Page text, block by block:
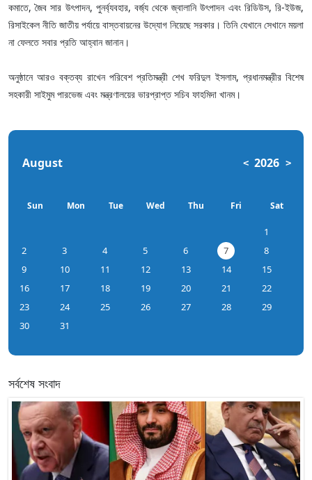
কমাতে, জৈব সার উৎপাদন, পুনর্ব্যবহার, বর্জ্য থেকে জ্বালানি উৎপাদন এবং রিডিউস, রি-ইউজ,
রিসাইকেল নীতি জাতীয় পর্যায়ে বাস্তবায়নের উদ্যোগ নিয়েছে সরকার। তিনি যেখানে সেখানে ময়লা
না ফেলতে সবার প্রতি আহ্বান জানান।
অনুষ্ঠানে আরও বক্তব্য রাখেন পরিবেশ প্রতিমন্ত্রী শেখ ফরিদুল ইসলাম, প্রধানমন্ত্রীর বিশেষ
সহকারী সাইমুম পারভেজ এবং মন্ত্রণালয়ের ভারপ্রাপ্ত সচিব ফাহমিদা খানম।
August < 2026 >
Sun Mon Tue Wed Thu Fri Sat
1
2
3 4 5 6 7
8
9
10 11 12 13 14
15
16
17 18 19 20 21
22
23
24 25 26 27 28
29
30
31
সর্বশেষ সংবাদ